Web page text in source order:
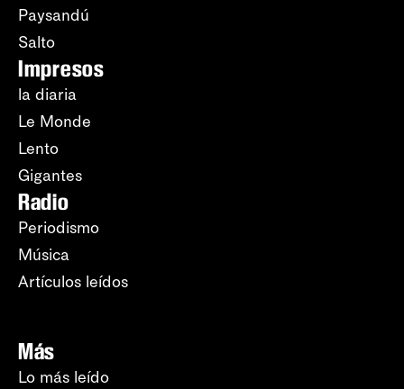
Paysandú
Salto
Impresos
la diaria
Le Monde
Lento
Gigantes
Radio
Periodismo
Música
Artículos leídos
Más
Lo más leído